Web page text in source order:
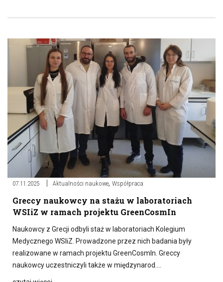
07.11.2025 Aktualności naukowe, Współpraca
Greccy naukowcy na stażu w laboratoriach
WSIiZ w ramach projektu GreenCosmIn
Naukowcy z Grecji odbyli staż w laboratoriach Kolegium
Medycznego WSIiZ. Prowadzone przez nich badania były
realizowane w ramach projektu GreenCosmIn. Greccy
naukowcy uczestniczyli także w międzynarod….